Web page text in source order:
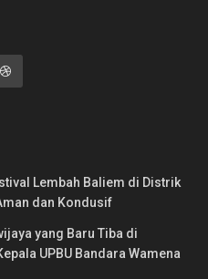
Lembah Baliem di Distrik
dan Kondusif
yang Baru Tiba di
UPBU Bandara Wamena